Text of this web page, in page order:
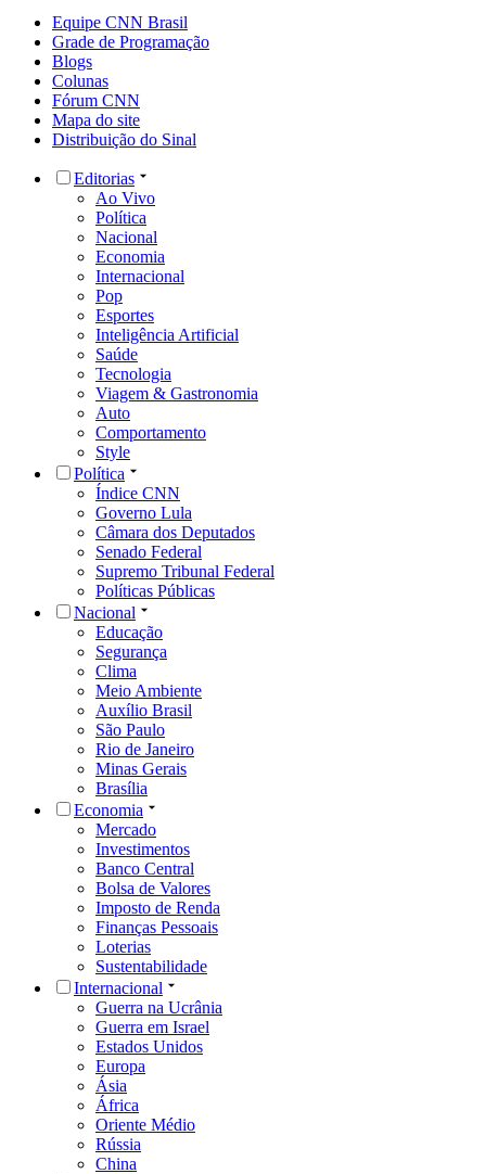
Equipe CNN Brasil
Grade de Programação
Blogs
Colunas
Fórum CNN
Mapa do site
Distribuição do Sinal
Editorias
Ao Vivo
Política
Nacional
Economia
Internacional
Pop
Esportes
Inteligência Artificial
Saúde
Tecnologia
Viagem & Gastronomia
Auto
Comportamento
Style
Política
Índice CNN
Governo Lula
Câmara dos Deputados
Senado Federal
Supremo Tribunal Federal
Políticas Públicas
Nacional
Educação
Segurança
Clima
Meio Ambiente
Auxílio Brasil
São Paulo
Rio de Janeiro
Minas Gerais
Brasília
Economia
Mercado
Investimentos
Banco Central
Bolsa de Valores
Imposto de Renda
Finanças Pessoais
Loterias
Sustentabilidade
Internacional
Guerra na Ucrânia
Guerra em Israel
Estados Unidos
Europa
Ásia
África
Oriente Médio
Rússia
China